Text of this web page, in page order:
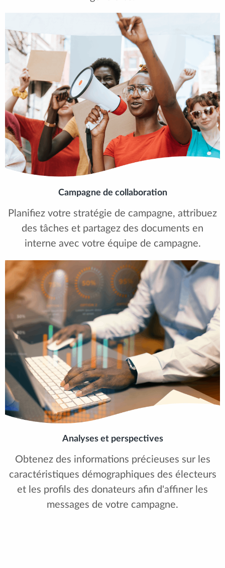
Campagne de collaboration
Planifiez votre stratégie de campagne, attribuez
des tâches et partagez des documents en
interne avec votre équipe de campagne.
Analyses et perspectives
Obtenez des informations précieuses sur les
caractéristiques démographiques des électeurs
et les profils des donateurs afin d'affiner les
messages de votre campagne.